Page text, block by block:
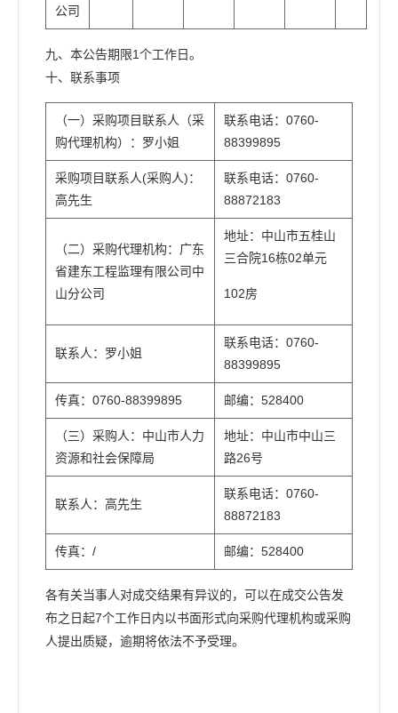
公司
九、本公告期限1个工作日。
十、联系事项
（一）采购项目联系人（采
购代理机构）：罗小姐
联系电话：0760-
88399895
采购项目联系人(采购人)：
高先生
联系电话：0760-
88872183
（二）采购代理机构：广东
省建东工程监理有限公司中
山分公司
地址：中山市五桂山
三合院16栋02单元
102房
联系人：罗小姐
联系电话：0760-
88399895
传真：0760-88399895 邮编：528400
（三）采购人：中山市人力
资源和社会保障局
地址：中山市中山三
路26号
联系人：高先生
联系电话：0760-
88872183
传真：/ 邮编：528400
各有关当事人对成交结果有异议的，可以在成交公告发
布之日起7个工作日内以书面形式向采购代理机构或采购
人提出质疑，逾期将依法不予受理。